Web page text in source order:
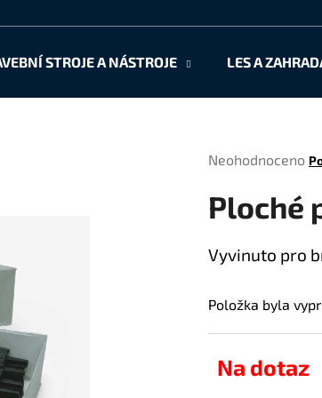
STROJE A NÁSTROJE LES A
Průměrné
produktu
je
z
hvězdiček.
Neohodnoceno
Ploché
Vyvinuto pro
Položka byla
Na dotaz
Co potřebujete najít?
HLEDAT